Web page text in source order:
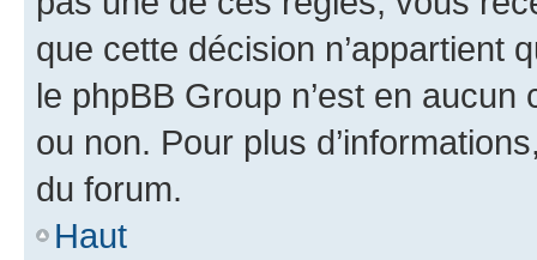
que cette décision n’appartient
le phpBB Group n’est en
ou non. Pour plus
du forum.
Haut